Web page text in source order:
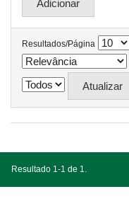
Resultados/Página
Resultado 1-1 de 1.